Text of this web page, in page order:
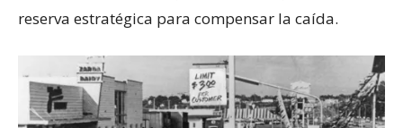
reserva estratégica para compensar la caída.